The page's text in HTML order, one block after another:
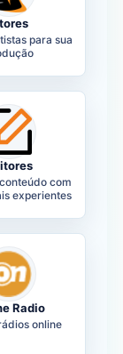
para sua
com
experientes
Radio
online